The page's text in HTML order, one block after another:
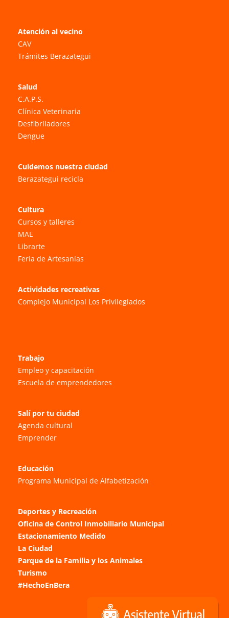
Atención al vecino
CAV
Trámites Berazategui
Salud
C.A.P.S.
Clínica Veterinaria
Desfibriladores
Dengue
Cuidemos nuestra ciudad
Berazategui recicla
Cultura
Cursos y talleres
MAE
Librarte
Feria de Artesanías
Actividades recreativas
Complejo Municipal Los Privilegiados
Trabajo
Empleo y capacitación
Escuela de emprendedores
Salí por tu ciudad
Agenda cultural
Emprender
Educación
Programa Municipal de Alfabetización
Deportes y Recreación
Oficina de Control Inmobiliario Municipal
Estacionamiento Medido
La Ciudad
Parque de la Familia y los Animales
Turismo
#HechoEnBera